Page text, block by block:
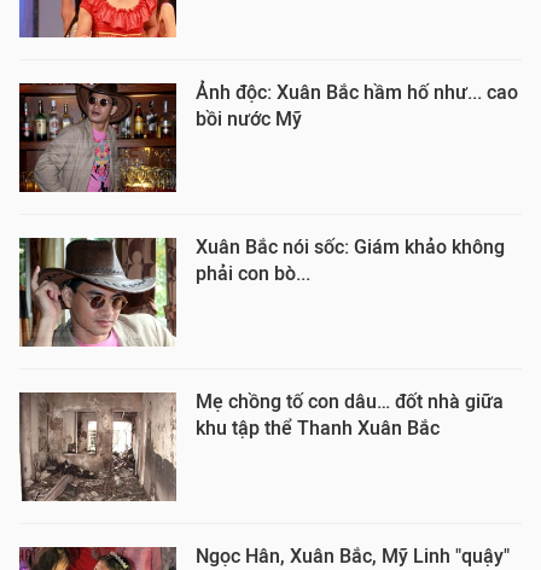
Ảnh độc: Xuân Bắc hầm hố như... cao
bồi nước Mỹ
Xuân Bắc nói sốc: Giám khảo không
phải con bò...
Mẹ chồng tố con dâu… đốt nhà giữa
khu tập thể Thanh Xuân Bắc
Ngọc Hân, Xuân Bắc, Mỹ Linh "quậy"